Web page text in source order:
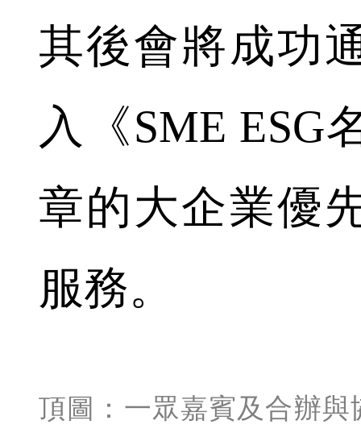
其後會將成功
入《SME ESG
章的大企業優
服務。
頂圖：一眾嘉賓及合辦與